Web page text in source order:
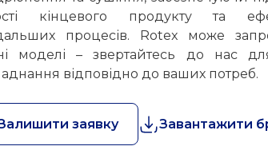
кінцевого продукту та
процесів. Rotex може
моделі – звертайтесь до нас
відповідно до ваших потреб.
заявку Завантажити